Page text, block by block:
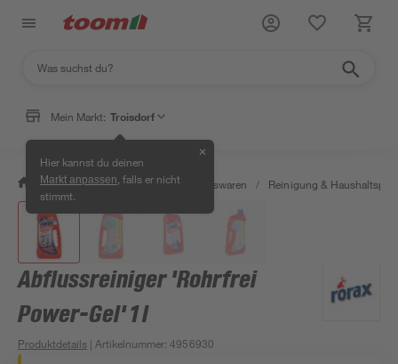
Mein Markt: Troisdorf
Hier kannst du deinen
Markt anpassen , falls er nicht
stimmt.
✕
/ Wohnen & Haushalt / Haushaltswaren / Reinigung &
Abflussreiniger 'Rohrfrei
Power-Gel' 1 l
Produktdetails | Artikelnummer:4956930